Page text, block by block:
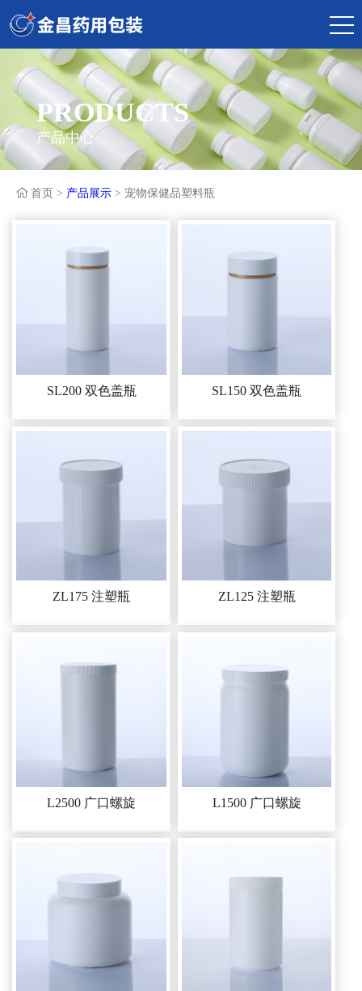
PRODUCTS
产品中心
首页 > 产品展示 > 宠物保健品塑料瓶
SL200 双色盖瓶 SL150 双色盖瓶
ZL175 注塑瓶 ZL125 注塑瓶
L2500 广口螺旋 L1500 广口螺旋